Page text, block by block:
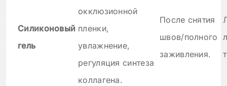
Силиконовый
гель
окклюзионной
пленки,
увлажнение,
регуляция синтеза
коллагена.
После снятия
швов/полного
заживления.